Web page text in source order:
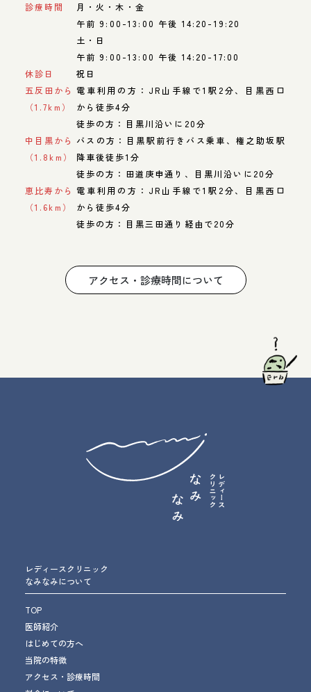
診療時間
月・火・木・金
午前 9:00-13:00 午後 14:20-19:20
土・日
午前 9:00-13:00 午後 14:20-17:00
休診日
祝日
五反田から
（1.7km）
電車利用の方：JR山手線で1駅2分、目黒西口
から徒歩4分
徒歩の方：目黒川沿いに20分
中目黒から
（1.8km）
バスの方：目黒駅前行きバス乗車、権之助坂駅
降車後徒歩1分
徒歩の方：田道庚申通り、目黒川沿いに20分
恵比寿から
（1.6km）
電車利用の方：JR山手線で1駅2分、目黒西口
から徒歩4分
徒歩の方：目黒三田通り経由で20分
アクセス・診療時間について
レディースクリニック
なみなみについて
TOP
医師紹介
はじめての方へ
当院の特徴
アクセス・診療時間